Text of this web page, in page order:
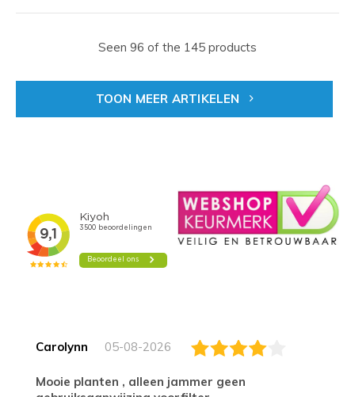
Seen 96 of the 145 products
TOON MEER ARTIKELEN
Carolynn 05-08-2026
Mooie planten , alleen jammer geen